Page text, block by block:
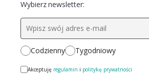
Wybierz newsletter:
Codzienny Tygodniowy
Akceptuję regulamin i politykę prywatności